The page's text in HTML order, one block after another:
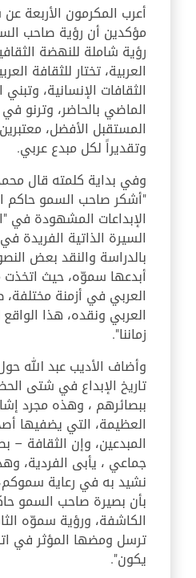
أعرب المكرمون الأربعة
مؤكدين أن رؤية صاحب
رؤية شاملة للنهضة
العربية، تختار للثقافة
الثقافات الإنسانية،
الماضي بالحاضر، وترنو
المستقبل الأفضل،
وتقديراً لكل مبدع عربي.
وفي بداية كلمته قال
"أشكر صاحب السمو حاكم
الإبداعات المشهودة في
السيرة الذاتية الفريدة
بالدراسة والنقد بعض
أبدعها سموّه، حيث اتخذت
العربي في أزمنة مختلفة،
العربي ونقده، هذا
زماننا".
وأضاف الأديب عبد الله
تاريخ الإبداع في شتى
ببصائرهم ، وهذه مجرد
العظيمة، التي يضفيها
المبدعين، وإن الثقافة –
جماعي ، يأبى الفردية،
نشيد به في رعاية
بأن بصيرة صاحب السمو
الكاشفة، ورؤية سموّه
ترسل ومضها المؤثر في
يكون".